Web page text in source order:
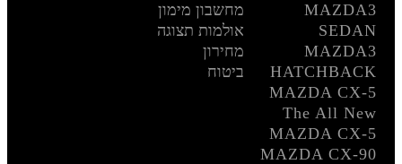
MAZDA3
SEDAN
MAZDA3
HATCHBACK
MAZDA CX-5
The All New
MAZDA CX-5
MAZDA CX-90
מחשבון מימון
אולמות תצוגה
מחירון
ביטוח